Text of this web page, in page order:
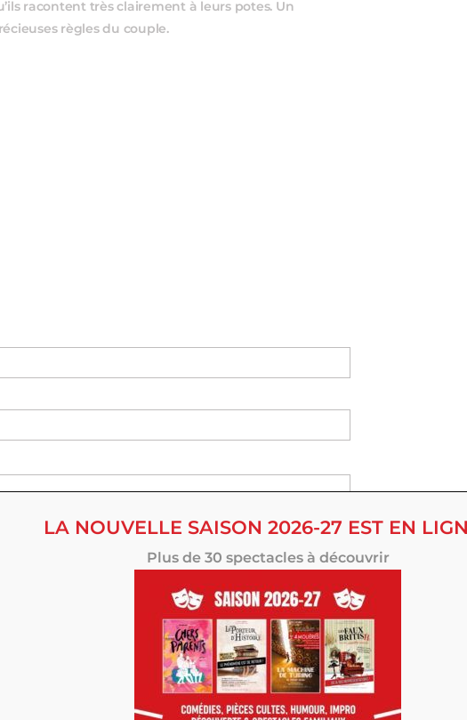
racontent très clairement à leurs potes. Un
règles du couple.
LA NOUVELLE SAISON 2026-27 EST EN
Plus de 30 spectacles à découvrir